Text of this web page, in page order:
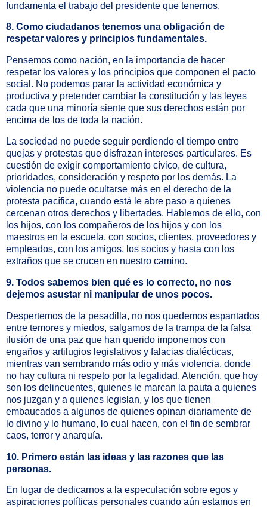
fundamenta el trabajo del presidente que tenemos.
8. Como ciudadanos tenemos una obligación de
respetar valores y principios fundamentales.
Pensemos como nación, en la importancia de hacer
respetar los valores y los principios que componen el pacto
social. No podemos parar la actividad económica y
productiva y pretender cambiar la constitución y las leyes
cada que una minoría siente que sus derechos están por
encima de los de toda la nación.
La sociedad no puede seguir perdiendo el tiempo entre
quejas y protestas que disfrazan intereses particulares. Es
cuestión de exigir comportamiento cívico, de cultura,
prioridades, consideración y respeto por los demás. La
violencia no puede ocultarse más en el derecho de la
protesta pacífica, cuando está le abre paso a quienes
cercenan otros derechos y libertades. Hablemos de ello, con
los hijos, con los compañeros de los hijos y con los
maestros en la escuela, con socios, clientes, proveedores y
empleados, con los amigos, los socios y hasta con los
extraños que se crucen en nuestro camino.
9. Todos sabemos bien qué es lo correcto, no nos
dejemos asustar ni manipular de unos pocos.
Despertemos de la pesadilla, no nos quedemos espantados
entre temores y miedos, salgamos de la trampa de la falsa
ilusión de una paz que han querido imponernos con
engaños y artilugios legislativos y falacias dialécticas,
mientras van sembrando más odio y más violencia, donde
no hay cultura ni respeto por la legalidad. Atención, que hoy
son los delincuentes, quienes le marcan la pauta a quienes
nos juzgan y a quienes legislan, y los que tienen
embaucados a algunos de quienes opinan diariamente de
lo divino y lo humano, lo cual hacen, con el fin de sembrar
caos, terror y anarquía.
10. Primero están las ideas y las razones que las
personas.
En lugar de dedicarnos a la especulación sobre egos y
aspiraciones políticas personales cuando aún estamos en